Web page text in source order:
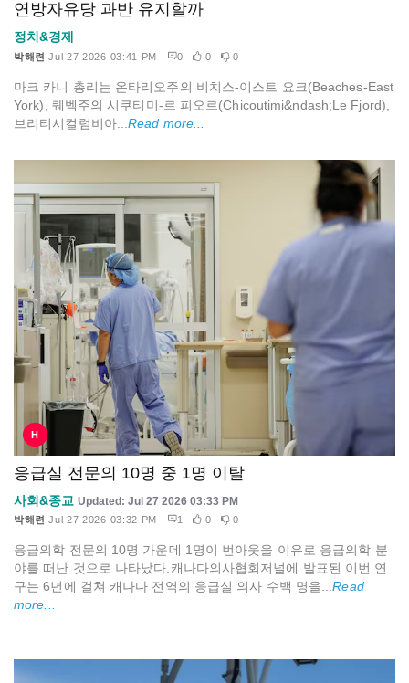
연방자유당 과반 유지할까
정치&경제
박해련 Jul 27 2026 03:41 PM 0 0 0
마크 카니 총리는 온타리오주의 비치스-이스트 요크(Beaches-East
York), 퀘벡주의 시쿠티미-르 피오르(Chicoutimi&ndash;Le Fjord),
브리티시컬럼비아...Read more...
H
응급실 전문의 10명 중 1명 이탈
사회&종교 Updated: Jul 27 2026 03:33 PM
박해련 Jul 27 2026 03:32 PM 1 0 0
응급의학 전문의 10명 가운데 1명이 번아웃을 이유로 응급의학 분
야를 떠난 것으로 나타났다.캐나다의사협회저널에 발표된 이번 연
구는 6년에 걸쳐 캐나다 전역의 응급실 의사 수백 명을...Read
more...